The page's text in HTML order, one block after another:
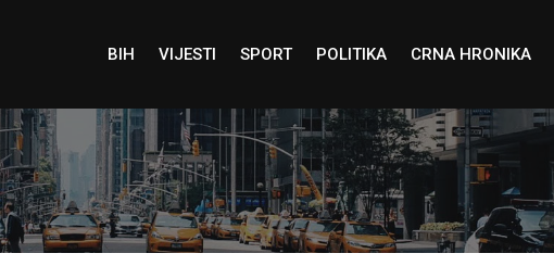
BIH VIJESTI SPORT POLITIKA CRNA HRONIKA